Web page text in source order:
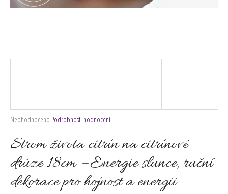
Průměrné
produktu
je
z
hvězdiček.
Neohodnoceno Podrobnosti hodnocení
Strom života citrín na citrínové
drúze 18cm – Energie slunce, ruční
dekorace pro hojnost a energii
e